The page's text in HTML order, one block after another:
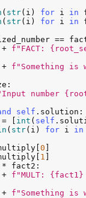
( str( i ) for i in
( str( i ) for i in
==
+ f"FACT:
+ f"Something is
:
number
self . solution :
= [ int ( self .
( str( i ) for i
in
0
1
* fact2 :
+ f"MULT:
+ f"Something is